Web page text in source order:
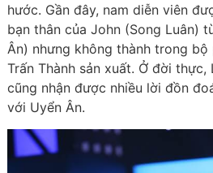
hước. Gần đây, nam diễn viên
bạn thân của John (Song Luân)
Ân) nhưng không thành trong bộ
Trấn Thành sản xuất. Ở đời thực,
cũng nhận được nhiều lời đồn
với Uyển Ân.